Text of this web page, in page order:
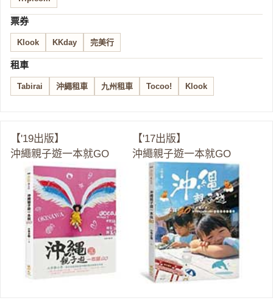
票券
Klook KKday 完美行
租車
Tabirai 沖繩租車 九州租車 Tocoo! Klook
【'19出版】
沖繩親子遊一本就GO
【'17出版】
沖繩親子遊一本就GO